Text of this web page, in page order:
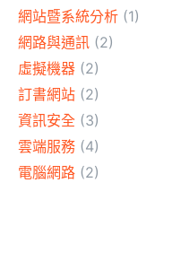
網站暨系統分析 (1)
網路與通訊 (2)
虛擬機器 (2)
訂書網站 (2)
資訊安全 (3)
雲端服務 (4)
電腦網路 (2)